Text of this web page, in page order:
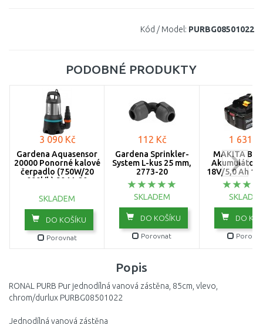
Kód / Model: PURBG08501022
PODOBNÉ PRODUKTY
3 090 Kč
Gardena Aquasensor
20000 Ponorné kalové
čerpadlo (750W/20
000l/h) 9044-20
SKLADEM
DO KOŠÍKU
Porovnat
112 Kč
Gardena Sprinkler-
System L-kus 25 mm,
2773-20
SKLADEM
DO KOŠÍKU
Porovnat
1 631
MAKITA
Akumulátor
18V/5,0 Ah
DO
Popis
RONAL PURB Pur jednodílná vanová zástěna, 85cm, vlevo,
chrom/durlux PURBG08501022
Jednodílná vanová zástěna